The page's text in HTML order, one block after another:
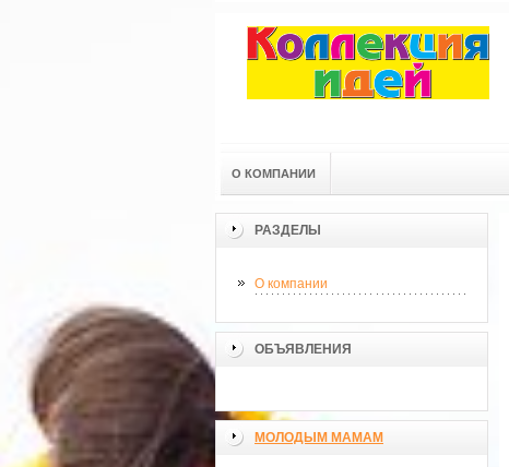
О КОМПАНИИ
РАЗДЕЛЫ
О компании
ОБЪЯВЛЕНИЯ
МОЛОДЫМ МАМАМ